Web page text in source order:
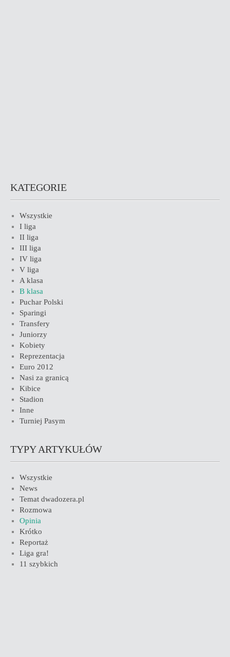
KATEGORIE
Wszystkie
I liga
II liga
III liga
IV liga
V liga
A klasa
B klasa
Puchar Polski
Sparingi
Transfery
Juniorzy
Kobiety
Reprezentacja
Euro 2012
Nasi za granicą
Kibice
Stadion
Inne
Turniej Pasym
TYPY ARTYKUŁÓW
Wszystkie
News
Temat dwadozera.pl
Rozmowa
Opinia
Krótko
Reportaż
Liga gra!
11 szybkich